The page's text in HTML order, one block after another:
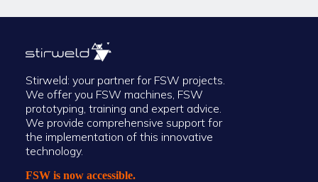
Stirweld: your partner for FSW projects.
We offer you FSW machines, FSW
prototyping, training and expert advice.
We provide comprehensive support for
the implementation of this innovative
technology.
FSW is now accessible.